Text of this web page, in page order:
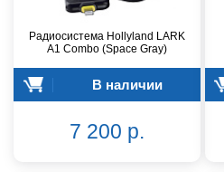
Радиосистема Hollyland LARK
A1 Combo (Space Gray)
В наличии
7 200 р.